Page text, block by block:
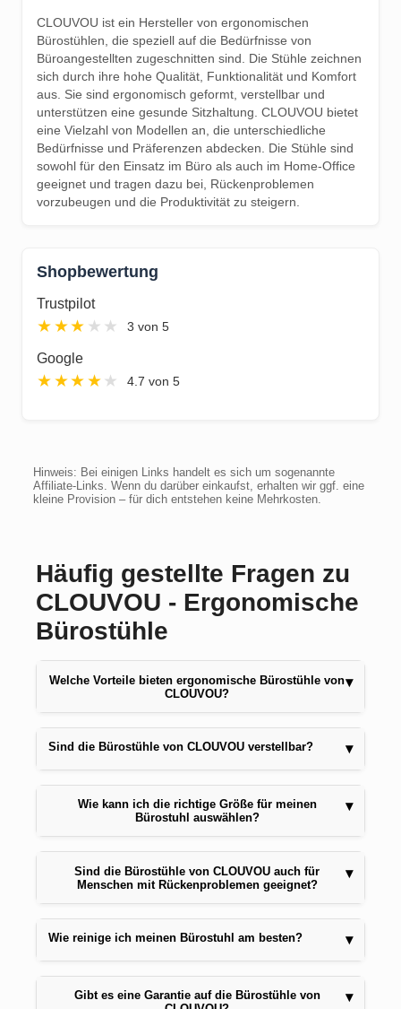
CLOUVOU ist ein Hersteller von ergonomischen
Bürostühlen, die speziell auf die Bedürfnisse von
Büroangestellten zugeschnitten sind. Die Stühle zeichnen
sich durch ihre hohe Qualität, Funktionalität und Komfort
aus. Sie sind ergonomisch geformt, verstellbar und
unterstützen eine gesunde Sitzhaltung. CLOUVOU bietet
eine Vielzahl von Modellen an, die unterschiedliche
Bedürfnisse und Präferenzen abdecken. Die Stühle sind
sowohl für den Einsatz im Büro als auch im Home-Office
geeignet und tragen dazu bei, Rückenproblemen
vorzubeugen und die Produktivität zu steigern.
Shopbewertung
Trustpilot
★★★ ★ ★ 3 von 5
Google
★★★★ ★ 4.7 von 5
Hinweis: Bei einigen Links handelt es sich um sogenannte
Affiliate-Links. Wenn du darüber einkaufst, erhalten wir ggf. eine
kleine Provision – für dich entstehen keine Mehrkosten.
Häufig gestellte Fragen zu
CLOUVOU - Ergonomische
Bürostühle
Welche Vorteile bieten ergonomische Bürostühle von
CLOUVOU?
▾
Sind die Bürostühle von CLOUVOU verstellbar? ▾
Wie kann ich die richtige Größe für meinen
Bürostuhl auswählen?
▾
Sind die Bürostühle von CLOUVOU auch für
Menschen mit Rückenproblemen geeignet?
▾
Wie reinige ich meinen Bürostuhl am besten? ▾
Gibt es eine Garantie auf die Bürostühle von
▾